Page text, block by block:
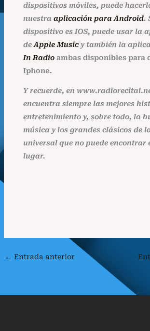
dispositivos móviles, puede
nuestra aplicación para Android.
dispositivo es IOS, puede usar la
deApple Musicy también la
In Radio ambas disponibles para
Iphone.
Y recuerde, en
encuentra siempre las mejores
entretenimiento y, sobre todo, la
música y los grandes clásicos de
universal que no puede encontrar
lugar.
← Entrada anterior